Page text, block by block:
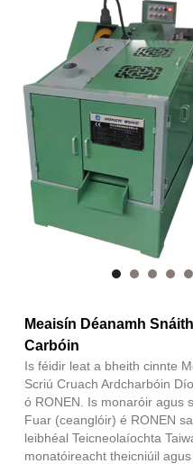
Meaisín Déanamh
Carbóin
Is féidir leat a bheith cinnte
Scriú Cruach Ardcharbóin
ó RONEN. Is monaróir agus
Fuar (ceanglóir) é RONEN
leibhéal Teicneolaíochta
monatóireacht theicniúil